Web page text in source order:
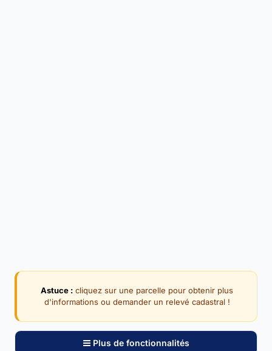
Astuce : cliquez sur une parcelle pour obtenir plus
d'informations ou demander un relevé cadastral !
Plus de fonctionnalités